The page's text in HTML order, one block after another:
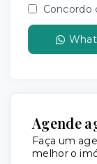
Concordo
Agende
Faça um
melhor o